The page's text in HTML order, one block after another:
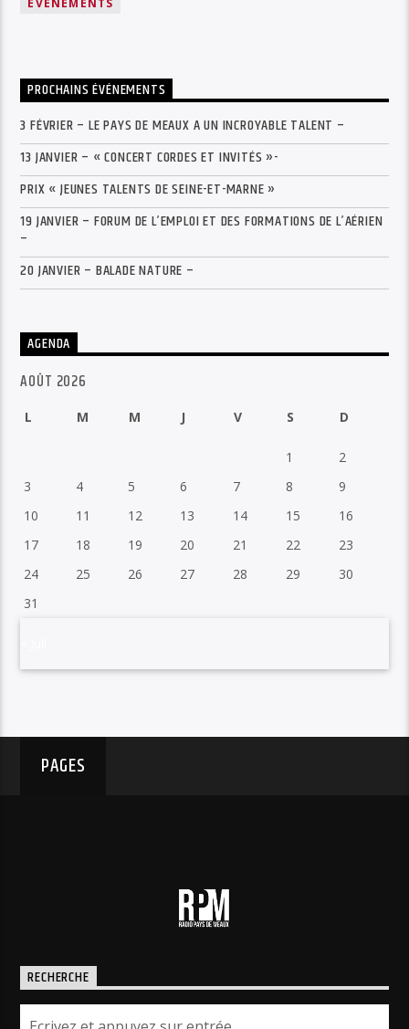
PROCHAINS ÉVÉNEMENTS
3 FÉVRIER – LE PAYS DE MEAUX A UN INCROYABLE TALENT –
13 JANVIER – « CONCERT CORDES ET INVITÉS »-
PRIX « JEUNES TALENTS DE SEINE-ET-MARNE »
19 JANVIER – FORUM DE L’EMPLOI ET DES FORMATIONS DE L’AÉRIEN
–
20 JANVIER – BALADE NATURE –
AGENDA
AOÛT 2026
L M M J V S D
1
2
3
4 5 6 7 8
9
10
11 12 13 14 15
16
17
18 19 20 21 22
23
24
25 26 27 28 29
30
31
PAGES
RECHERCHE